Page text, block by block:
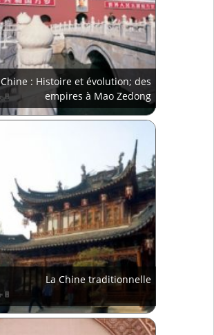
Chine : Histoire et évolution; des
empires à Mao Zedong
La Chine traditionnelle